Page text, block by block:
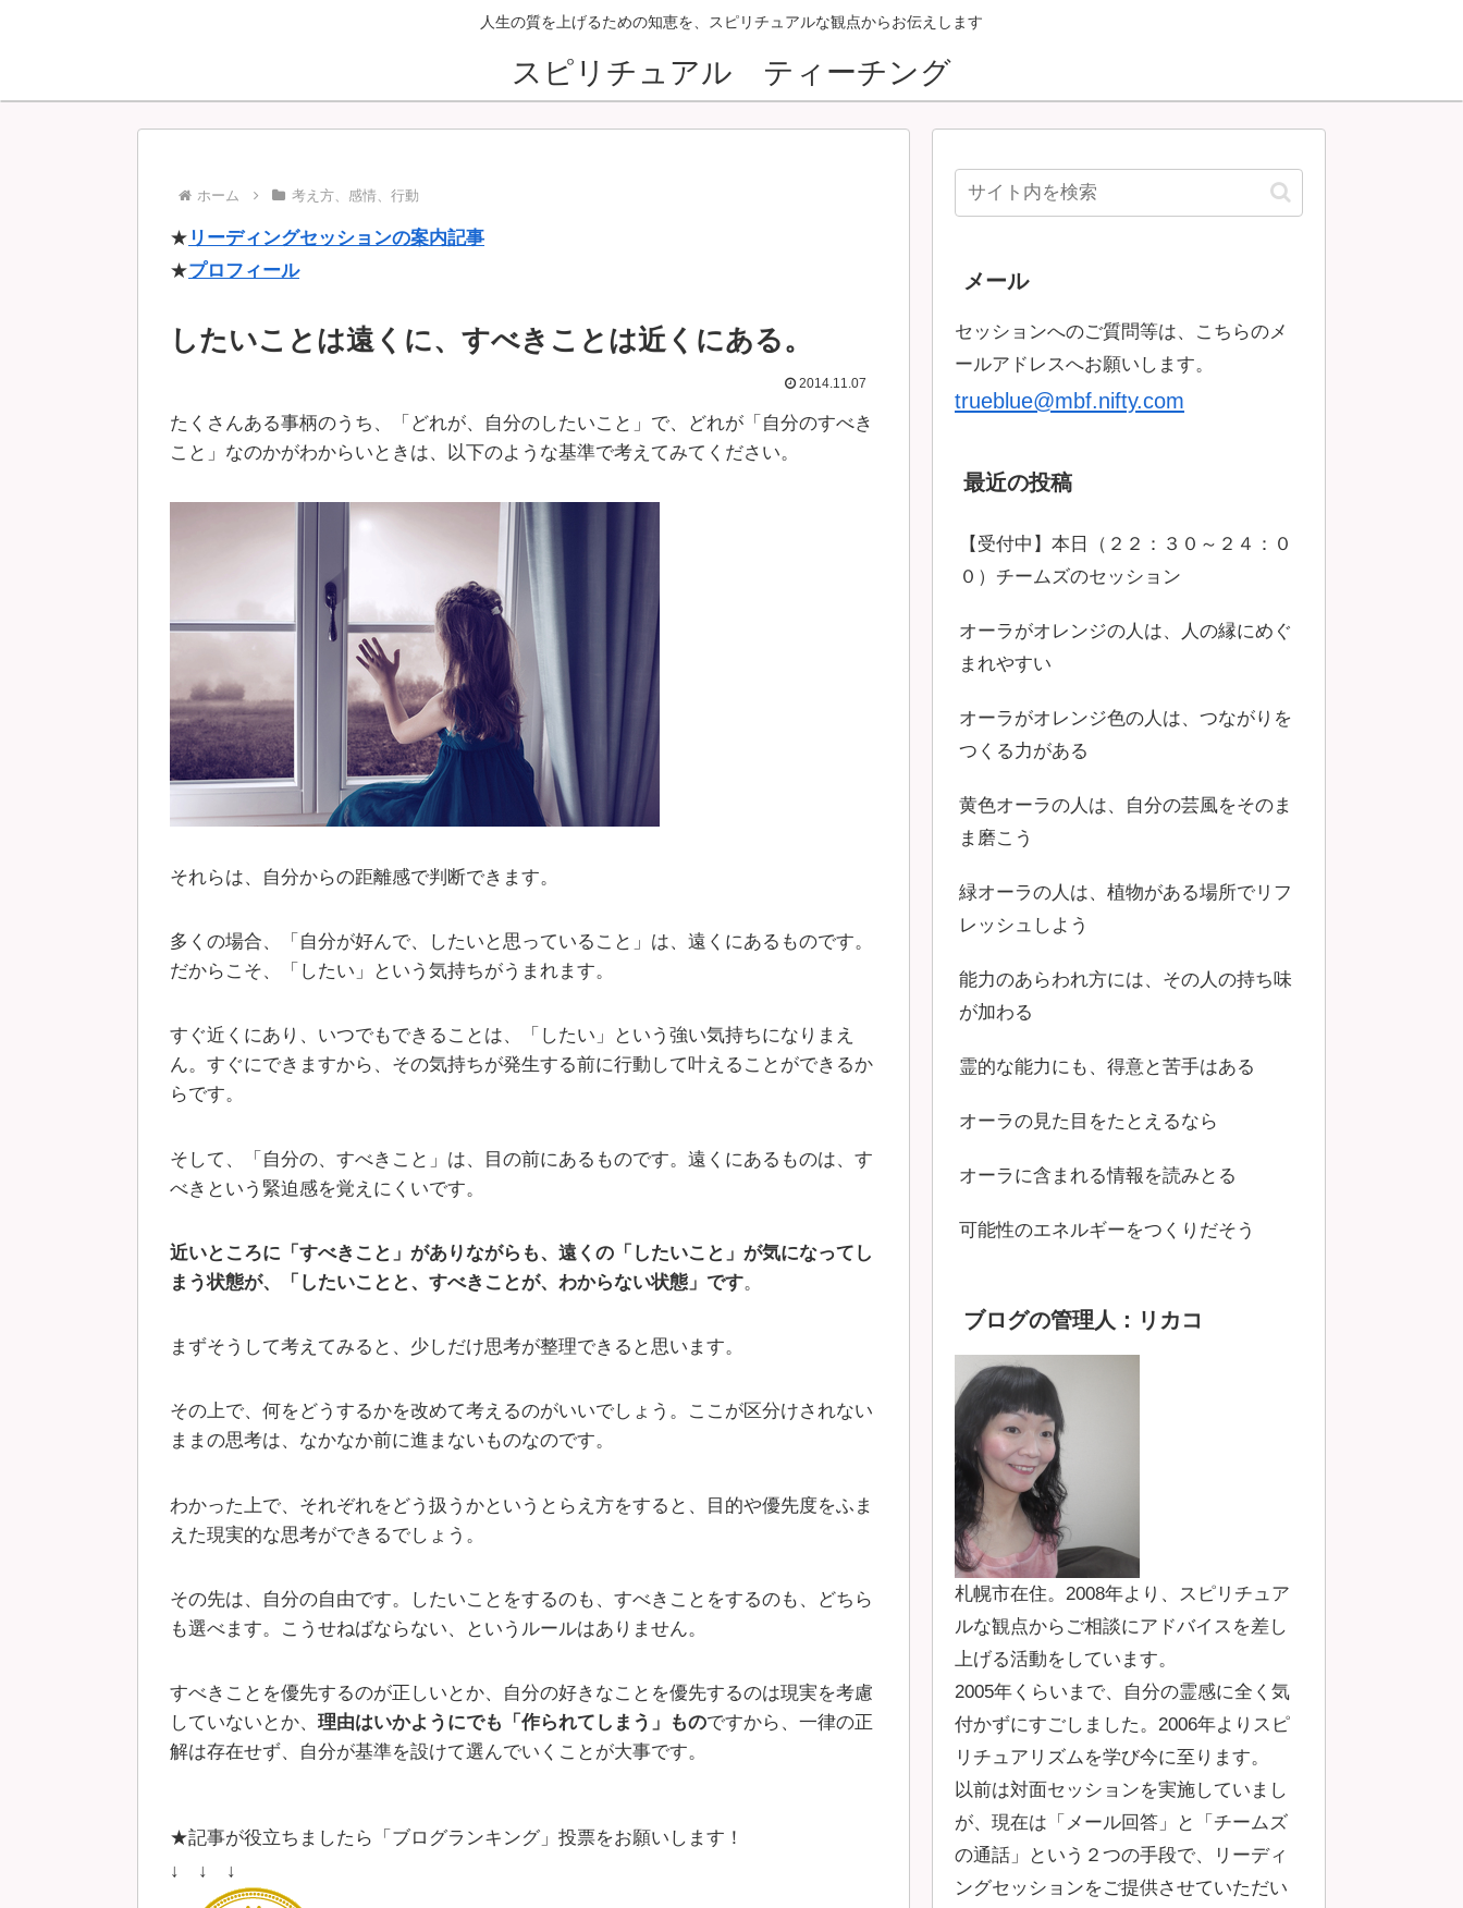
人生の質を上げるための知恵を、スピリチュアルな観点からお伝えします
スピリチュアル ティーチング
ホーム 考え方、感情、行動
★ リーディングセッションの案内記事
★プロフィール
したいことは遠くに、すべきことは近くにある。
2014.11.07
たくさんある事柄のうち、「どれが、自分のしたいこと」で、どれが「自分のすべき
こと」なのかがわからいときは、以下のような基準で考えてみてください。
それらは、自分からの距離感で判断できます。
多くの場合、「自分が好んで、したいと思っていること」は、遠くにあるものです。
だからこそ、「したい」という気持ちがうまれます。
すぐ近くにあり、いつでもできることは、「したい」という強い気持ちになりまえ
ん。すぐにできますから、その気持ちが発生する前に行動して叶えることができるか
らです。
そして、「自分の、すべきこと」は、目の前にあるものです。遠くにあるものは、す
べきという緊迫感を覚えにくいです。
近いところに「すべきこと」がありながらも、遠くの「したいこと」が気になってし
まう状態が、「したいことと、すべきことが、わからない状態」です。
まずそうして考えてみると、少しだけ思考が整理できると思います。
その上で、何をどうするかを改めて考えるのがいいでしょう。ここが区分けされない
ままの思考は、なかなか前に進まないものなのです。
わかった上で、それぞれをどう扱うかというとらえ方をすると、目的や優先度をふま
えた現実的な思考ができるでしょう。
その先は、自分の自由です。したいことをするのも、すべきことをするのも、どちら
も選べます。こうせねばならない、というルールはありません。
すべきことを優先するのが正しいとか、自分の好きなことを優先するのは現実を考慮
していないとか、 理由はいかようにでも「作られてしまう」ものですから、一律の正
解は存在せず、自分が基準を設けて選んでいくことが大事です。
★記事が役立ちましたら「ブログランキング」投票をお願いします！
↓ ↓ ↓
メール
セッションへのご質問等は、こちらのメ
ールアドレスへお願いします。
trueblue@mbf.nifty.com
最近の投稿
【受付中】本日（２２：３０～２４：０
０）チームズのセッション
オーラがオレンジの人は、人の縁にめぐ
まれやすい
オーラがオレンジ色の人は、つながりを
つくる力がある
黄色オーラの人は、自分の芸風をそのま
ま磨こう
緑オーラの人は、植物がある場所でリフ
レッシュしよう
能力のあらわれ方には、その人の持ち味
が加わる
霊的な能力にも、得意と苦手はある
オーラの見た目をたとえるなら
オーラに含まれる情報を読みとる
可能性のエネルギーをつくりだそう
ブログの管理人：リカコ
札幌市在住。2008年より、スピリチュア
ルな観点からご相談にアドバイスを差し
上げる活動をしています。
2005年くらいまで、自分の霊感に全く気
付かずにすごしました。2006年よりスピ
リチュアリズムを学び今に至ります。
以前は対面セッションを実施していまし
が、現在は「メール回答」と「チームズ
の通話」という２つの手段で、リーディ
ングセッションをご提供させていただい